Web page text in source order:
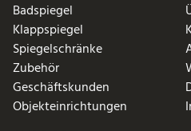
Badspiegel
Klappspiegel
Spiegelschränke
Zubehör
Geschäftskunden
Objekteinrichtungen